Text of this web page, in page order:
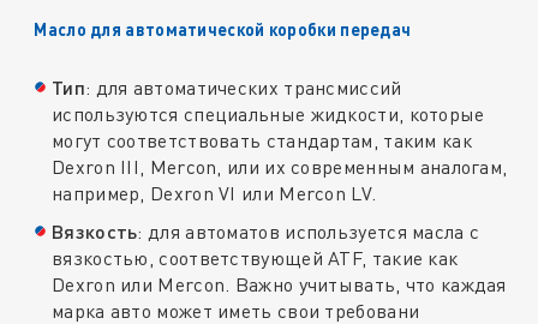
Масло для автоматической коробки передач
Тип: для автоматических трансмиссий
используются специальные жидкости, которые
могут соответствовать стандартам, таким как
Dexron III, Mercon, или их современным аналогам,
например, Dexron VI или Mercon LV.
Вязкость: для автоматов используется масла с
вязкостью, соответствующей ATF, такие как
Dexron или Mercon. Важно учитывать, что каждая
марка авто может иметь свои требовани